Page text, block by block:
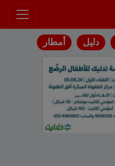
دليل أمطار